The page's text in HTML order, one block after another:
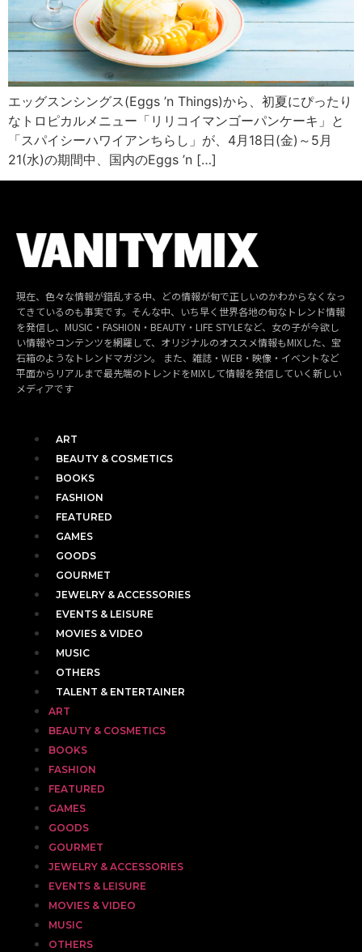
エッグスンシングス(Eggs ’n Things)から、初夏にぴったり
なトロピカルメニュー「リリコイマンゴーパンケーキ」と
「スパイシーハワイアンちらし」が、4月18日(金)～5月
21(水)の期間中、国内のEggs ’n […]
現在、色々な情報が錯乱する中、どの情報が旬で正しいのかわからなくなっ
てきているのも事実です。そんな中、いち早く世界各地の旬なトレンド情報
を発信し、MUSIC・FASHION・BEAUTY・LIFE STYLEなど、女の子が今欲し
い情報やコンテンツを網羅して、オリジナルのオススメ情報もMIXした、宝
石箱のようなトレンドマガジン。 また、雑誌・WEB・映像・イベントなど
平面からリアルまで最先端のトレンドをMIXして情報を発信していく新しい
メディアです
ART
BEAUTY & COSMETICS
BOOKS
FASHION
FEATURED
GAMES
GOODS
GOURMET
JEWELRY & ACCESSORIES
EVENTS & LEISURE
MOVIES & VIDEO
MUSIC
OTHERS
TALENT & ENTERTAINER
ART
BEAUTY & COSMETICS
BOOKS
FASHION
FEATURED
GAMES
GOODS
GOURMET
JEWELRY & ACCESSORIES
EVENTS & LEISURE
MOVIES & VIDEO
MUSIC
OTHERS